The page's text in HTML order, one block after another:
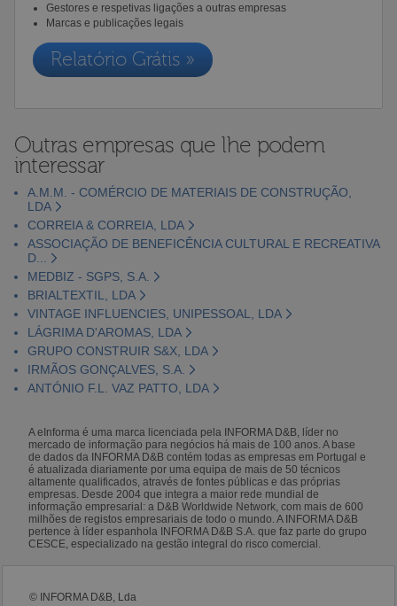
Gestores e respetivas ligações a outras empresas
Marcas e publicações legais
Relatório Grátis »
Outras empresas que lhe podem
interessar
A.M.M. - COMÉRCIO DE MATERIAIS DE CONSTRUÇÃO,
LDA
CORREIA & CORREIA, LDA
ASSOCIAÇÃO DE BENEFICÊNCIA CULTURAL E RECREATIVA
D...
MEDBIZ - SGPS, S.A.
BRIALTEXTIL, LDA
VINTAGE INFLUENCIES, UNIPESSOAL, LDA
LÁGRIMA D'AROMAS, LDA
GRUPO CONSTRUIR S&X, LDA
IRMÃOS GONÇALVES, S.A.
ANTÓNIO F.L. VAZ PATTO, LDA
A eInforma é uma marca licenciada pela INFORMA D&B, líder no
mercado de informação para negócios há mais de 100 anos. A base
de dados da INFORMA D&B contém todas as empresas em Portugal e
é atualizada diariamente por uma equipa de mais de 50 técnicos
altamente qualificados, através de fontes públicas e das próprias
empresas. Desde 2004 que integra a maior rede mundial de
informação empresarial: a D&B Worldwide Network, com mais de 600
milhões de registos empresariais de todo o mundo. A INFORMA D&B
pertence à líder espanhola INFORMA D&B S.A. que faz parte do grupo
CESCE, especializado na gestão integral do risco comercial.
© INFORMA D&B, Lda